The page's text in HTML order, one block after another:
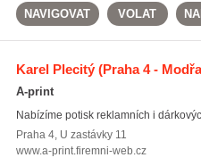
NAVIGOVAT VOLAT
Karel Plecitý(Praha 4 -
A-print
Nabízíme potisk reklamních i
Praha 4, U zastávky 11
www.a-print.firemni-web.cz